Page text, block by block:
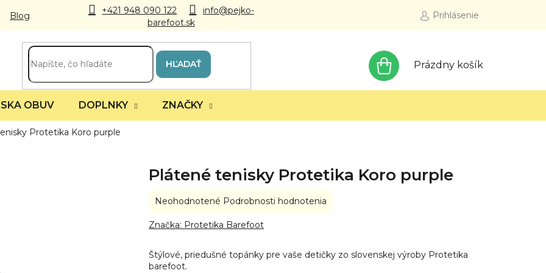
+421 948 090 122
info@pejko-
barefoot.sk
Blog Prihlásenie
HĽADAŤ
KOŠÍK
Prázdny košík
OBUV DOPLNKY ZNAČKY
Protetika Koro purple
Plátené tenisky Protetika Koro purple
Štýlové, priedušné topánky pre vaše detičky zo slovenskej výroby Protetika
barefoot.
Priemerné
produktu
z
5
Neohodnotené Podrobnosti hodnotenia
Značka: Protetika Barefoot